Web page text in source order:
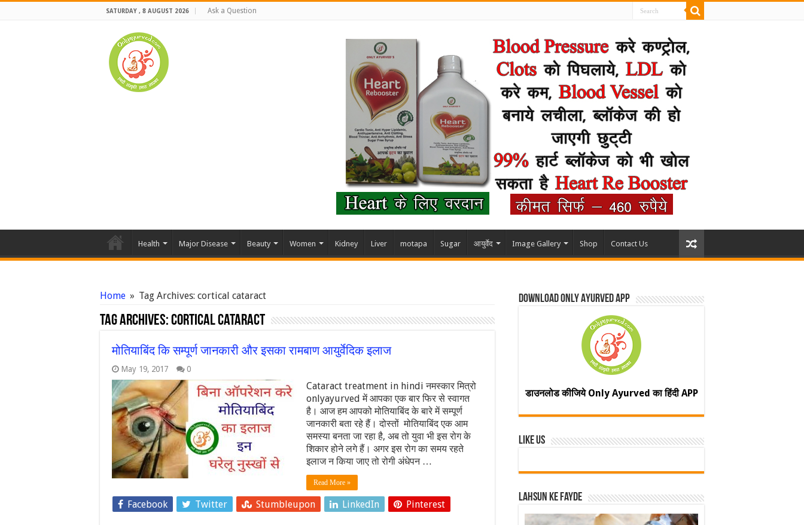
SATURDAY , 8 AUGUST 2026 Ask a Question
Health Major Disease Beauty Women Kidney Liver motapa Sugar आयुर्वेद Image Gallery Shop Contact Us
Home » Tag Archives: cortical cataract
Tag Archives:cortical cataract
मोतियाबिंद कि सम्पूर्ण जानकारी और इसका रामबाण आयुर्वेदिक इलाज
May 19, 2017 0
Cataract treatment in hindi नमस्कार मित्रो
onlyayurved में आपका एक बार फिर से स्वागत
है। आज हम आपको मोतियाबिंद के बारे में सम्पूर्ण
जानकारी बता रहे हैं। दोस्तों मोतियाबिंद एक आम
समस्या बनता जा रहा है, अब तो युवा भी इस रोग के
शिकार होने लगे हैं। अगर इस रोग का समय रहते
इलाज न किया जाए तो रोगी अंधेपन …
Read More »
Facebook Twitter Stumbleupon LinkedIn Pinterest
Download Only Ayurved App
डाउनलोड कीजिये Only Ayurved का हिंदी APP
Like Us
Lahsun ke fayde